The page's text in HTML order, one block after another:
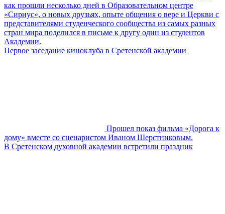
как прошли несколько дней в Образовательном центре
«Сириус», о новых друзьях, опыте общения о вере и Церкви с
представителями студенческого сообщества из самых разных
стран мира поделился в письме к другу один из студентов
Академии.
Первое заседание киноклуба в Сретенской академии
Прошел показ фильма «Дорога к
дому» вместе со сценаристом Иваном Шерстниковым.
В Сретенском духовной академии встретили праздник